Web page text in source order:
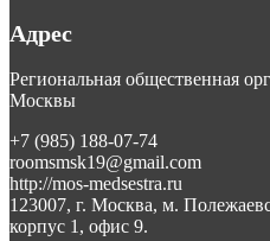
Адрес
Региональная общественная
Москвы
+7 (985) 188-07-74
roomsmsk19@gmail.com
http://mos-medsestra.ru
123007, г. Москва, м.
корпус 1, офис 9.